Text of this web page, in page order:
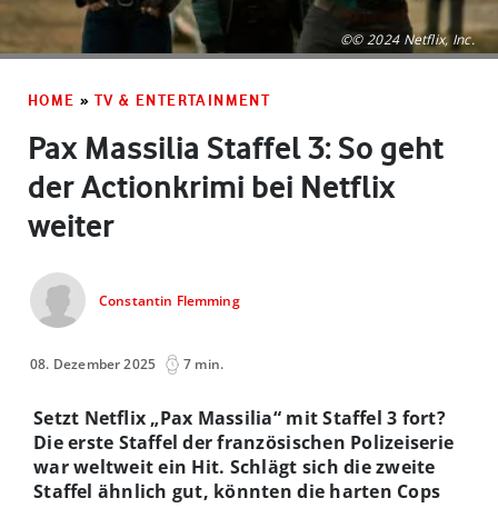
©© 2024 Netflix, Inc.
HOME » TV & ENTERTAINMENT
Pax Massilia Staffel 3: So geht
der Actionkrimi bei Netflix
weiter
Constantin Flemming
08. Dezember 2025 7 min.
Setzt Netflix „Pax Massilia“ mit Staffel 3 fort?
Die erste Staffel der französischen Polizeiserie
war weltweit ein Hit. Schlägt sich die zweite
Staffel ähnlich gut, könnten die harten Cops